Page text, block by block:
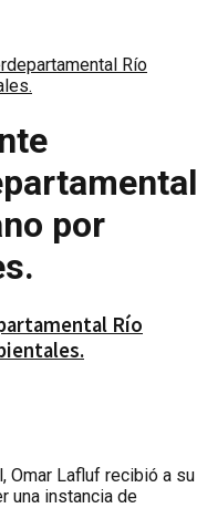
Río
por
Río
Omar Lafluf recibió a su
una instancia de